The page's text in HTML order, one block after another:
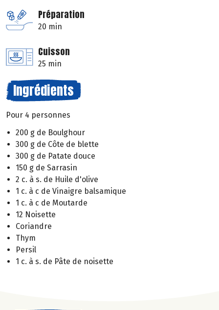
Préparation
20 min
Cuisson
25 min
Ingrédients
Pour 4 personnes
200 g de Boulghour
300 g de Côte de blette
300 g de Patate douce
150 g de Sarrasin
2 c. à s. de Huile d'olive
1 c. à c de Vinaigre balsamique
1 c. à c de Moutarde
12 Noisette
Coriandre
Thym
Persil
1 c. à s. de Pâte de noisette